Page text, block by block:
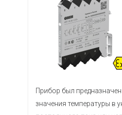
Прибор был
значения температуры в